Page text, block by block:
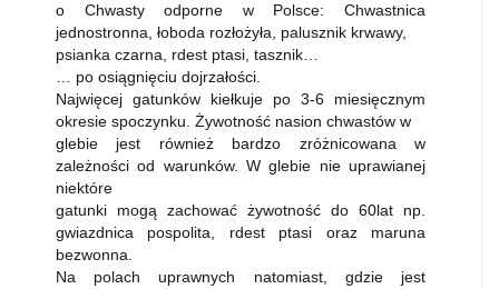
o Chwasty odporne w Polsce: Chwastnica
jednostronna, łoboda rozłożyła, palusznik krwawy,
psianka czarna, rdest ptasi, tasznik…
… po osiągnięciu dojrzałości.
Najwięcej gatunków kiełkuje po 3-6 miesięcznym
okresie spoczynku. Żywotność nasion chwastów w
glebie jest również bardzo zróżnicowana w
zależności od warunków. W glebie nie uprawianej
niektóre
gatunki mogą zachować żywotność do 60lat np.
gwiazdnica pospolita, rdest ptasi oraz maruna
bezwonna.
Na polach uprawnych natomiast, gdzie jest